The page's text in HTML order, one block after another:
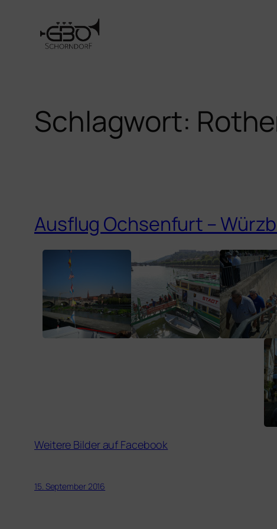
springen
Schlagwort:
Ausflug Ochsenfurt –
Weitere Bilder auf Facebook
15. September 2016